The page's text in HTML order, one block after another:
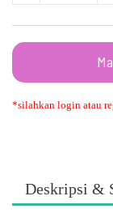
*silahkan login atau
Deskripsi &